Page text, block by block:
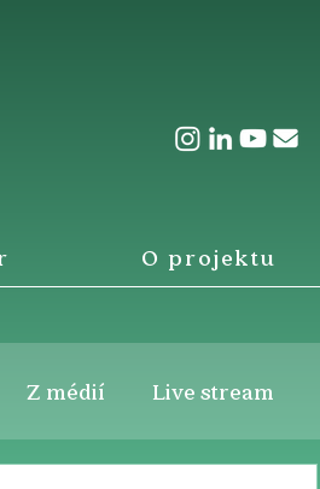
O projektu
Z médií Live stream